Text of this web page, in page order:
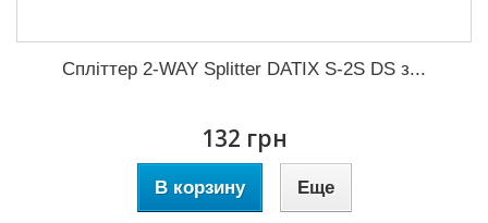
Спліттер 2-WAY Splitter DATIX S-2S DS з...
132 грн
В корзину Еще